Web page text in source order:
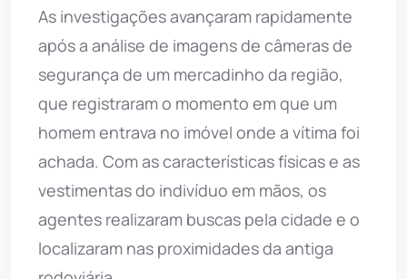
As investigações avançaram rapidamente
após a análise de imagens de câmeras de
segurança de um mercadinho da região,
que registraram o momento em que um
homem entrava no imóvel onde a vítima foi
achada. Com as características físicas e as
vestimentas do indivíduo em mãos, os
agentes realizaram buscas pela cidade e o
localizaram nas proximidades da antiga